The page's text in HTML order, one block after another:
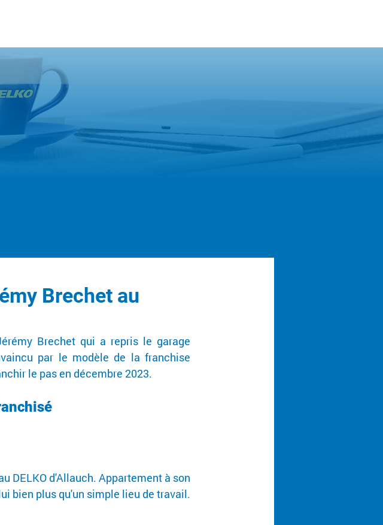
Brechet au
Brechet qui a repris le garage
par le modèle de la franchise
le pas en décembre 2023.
DELKO d'Allauch. Appartement à son
bien plus qu'un simple lieu de travail.